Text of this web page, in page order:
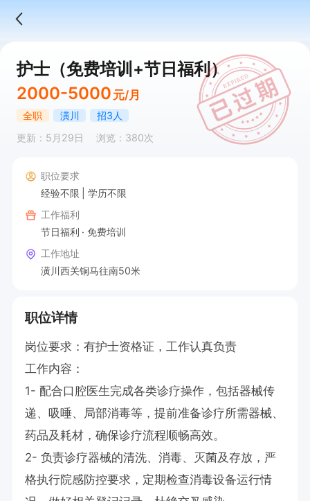
护士（免费培训+节日福利）
2000-5000 元/月
全职 潢川
招3人
更新：5月29日
浏览：380次
职位要求
经验不限
学历不限
工作福利
节日福利
免费培训
工作地址
潢川西关铜马往南50米
职位详情
岗位要求：有护士资格证，工作认真负责
工作内容：
1- 配合口腔医生完成各类诊疗操作，包括器械传
递、吸唾、局部消毒等，提前准备诊疗所需器械、
药品及耗材，确保诊疗流程顺畅高效。
2- 负责诊疗器械的清洗、消毒、灭菌及存放，严
格执行院感防控要求，定期检查消毒设备运行情